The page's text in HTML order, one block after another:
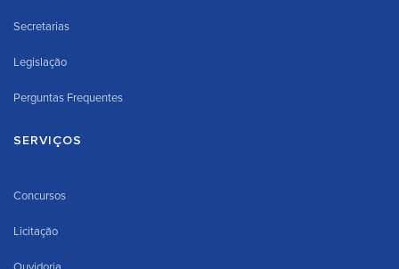
Secretarias
Legislação
Perguntas Frequentes
SERVIÇOS
Concursos
Licitação